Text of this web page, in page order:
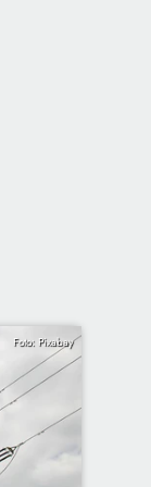
Foto: Pixabay